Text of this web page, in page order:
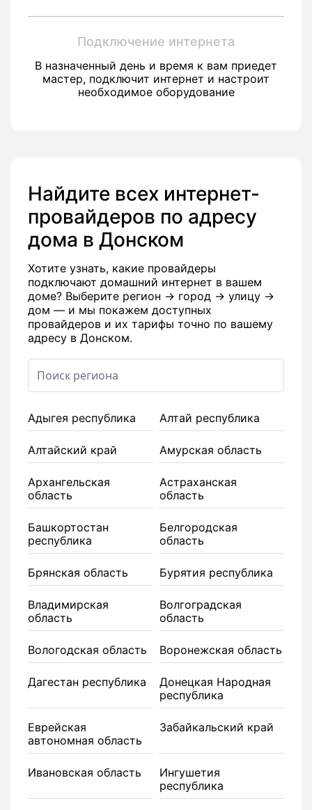
Подключение интернета
В назначенный день и время к вам приедет
мастер, подключит интернет и настроит
необходимое оборудование
Найдите всех интернет-
провайдеров по адресу
дома в Донском
Хотите узнать, какие провайдеры
подключают домашний интернет в вашем
доме? Выберите регион → город → улицу →
дом — и мы покажем доступных
провайдеров и их тарифы точно по вашему
адресу в Донском.
Адыгея республика Алтай республика
Алтайский край Амурская область
Архангельская
область
Астраханская
область
Башкортостан
республика
Белгородская
область
Брянская область Бурятия республика
Владимирская
область
Волгоградская
область
Вологодская область Воронежская область
Дагестан республика
Донецкая Народная
республика
Еврейская
автономная область
Забайкальский край
Ивановская область
Ингушетия
республика